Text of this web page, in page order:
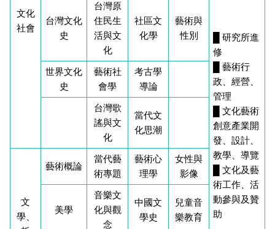
文化
社會
█ 研究所進
修
█ 藝術行
政、經營、
管理
█ 文化藝術
創意產業開
發、設計、
教學、導覽
█ 文化及藝
術工作、活
動參與及贊
助
台灣文化
史
台灣原
住民生
活與文
化
社區文
化學
藝術與
性別
世界文化
史
藝術社
會學
考古學
導論
台灣歌
謠與文
化
當代文
化思潮
文
學、
藝術概論
當代藝
術專題
藝術心
理學
女性與
影像
美學
音樂文
化與觀
念
中國文
學史
兒童音
樂教育